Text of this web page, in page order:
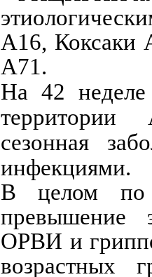
А16, Коксаки
А71.
На 42
территории
сезонная
инфекциями.
В целом по
превышение
ОРВИ и
возрастных